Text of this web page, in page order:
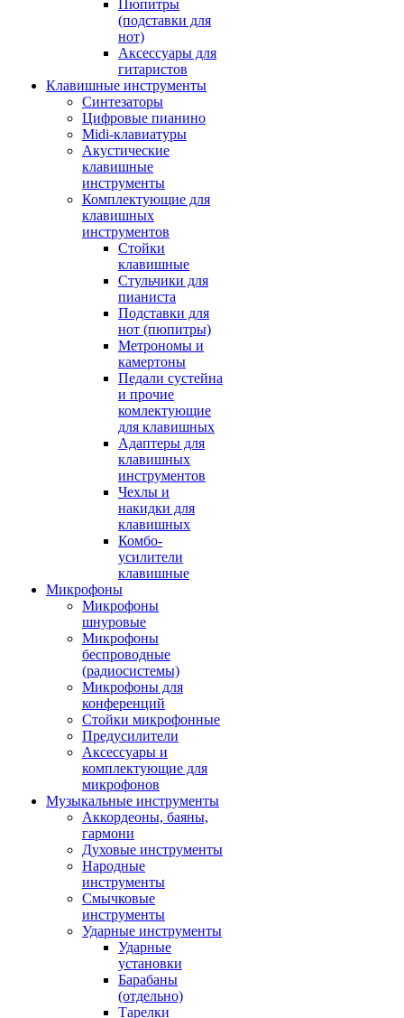
Пюпитры
(подставки для
нот)
Аксессуары для
гитаристов
Клавишные инструменты
Синтезаторы
Цифровые пианино
Midi-клавиатуры
Акустические
клавишные
инструменты
Комплектующие для
клавишных
инструментов
Стойки
клавишные
Стульчики для
пианиста
Подставки для
нот (пюпитры)
Метрономы и
камертоны
Педали сустейна
и прочие
комлектующие
для клавишных
Адаптеры для
клавишных
инструментов
Чехлы и
накидки для
клавишных
Комбо-
усилители
клавишные
Микрофоны
Микрофоны
шнуровые
Микрофоны
беспроводные
(радиосистемы)
Микрофоны для
конференций
Стойки микрофонные
Предусилители
Аксессуары и
комплектующие для
микрофонов
Музыкальные инструменты
Аккордеоны, баяны,
гармони
Духовые инструменты
Народные
инструменты
Смычковые
инструменты
Ударные инструменты
Ударные
установки
Барабаны
(отдельно)
Тарелки